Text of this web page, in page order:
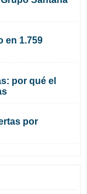
en 1.759
por qué el
por